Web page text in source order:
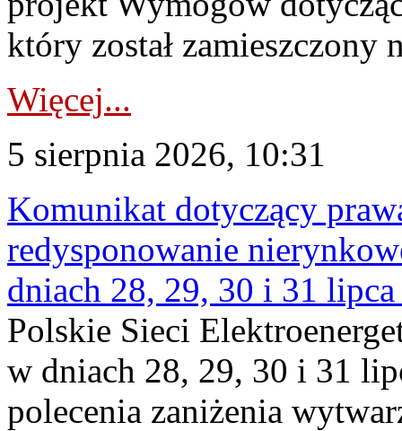
który został zamieszczony
Więcej...
5 sierpnia 2026, 10:31
Komunikat dotyczący
redysponowanie
dniach 28, 29, 30 i 31
Polskie Sieci
w dniach 28, 29, 30 i 31
polecenia zaniżenia